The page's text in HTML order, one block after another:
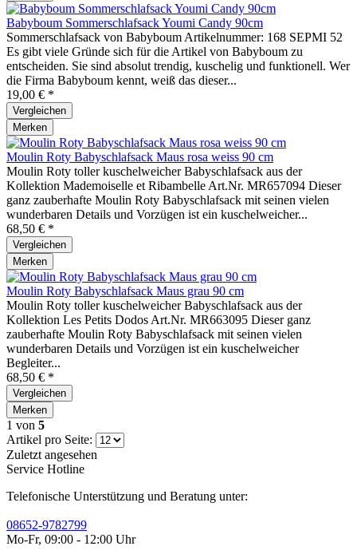
Babyboum Sommerschlafsack Youmi Candy 90cm
Sommerschlafsack von Babyboum Artikelnummer: 168 SEPMI 52
Es gibt viele Gründe sich für die Artikel von Babyboum zu
entscheiden. Sie sind absolut trendig, kuschelig und funktionell. Wer
die Firma Babyboum kennt, weiß das dieser...
19,00 € *
Vergleichen
Merken
Moulin Roty Babyschlafsack Maus rosa weiss 90 cm
Moulin Roty toller kuschelweicher Babyschlafsack aus der
Kollektion Mademoiselle et Ribambelle Art.Nr. MR657094 Dieser
ganz zauberhafte Moulin Roty Babyschlafsack mit seinen vielen
wunderbaren Details und Vorzügen ist ein kuschelweicher...
68,50 € *
Vergleichen
Merken
Moulin Roty Babyschlafsack Maus grau 90 cm
Moulin Roty toller kuschelweicher Babyschlafsack aus der
Kollektion Les Petits Dodos Art.Nr. MR663095 Dieser ganz
zauberhafte Moulin Roty Babyschlafsack mit seinen vielen
wunderbaren Details und Vorzügen ist ein kuschelweicher
Begleiter...
68,50 € *
Vergleichen
Merken
1 von 5
Artikel pro Seite:
Zuletzt angesehen
Service Hotline
Telefonische Unterstützung und Beratung unter:
08652-9782799
Mo-Fr, 09:00 - 12:00 Uhr